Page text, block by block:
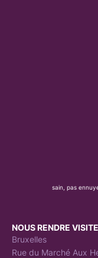
sain, pas
NOUS RENDRE VISITE
Bruxelles
Rue du Marché Aux